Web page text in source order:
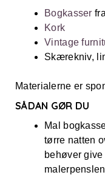
Bogkasser
Kork
Vintage
Skærekniv,
Materialerne er
SÅDAN GØR DU
Mal
tørre natten
behøver